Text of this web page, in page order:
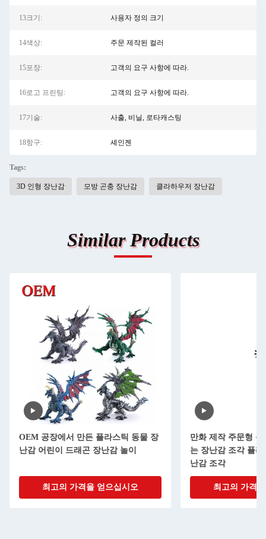
13크기: 사용자 정의 크기
14색상: 주문 제작된 컬러
15포장: 고객의 요구 사항에 따라.
16로고 프린팅: 고객의 요구 사항에 따라.
17기술: 사출, 비닐, 로타캐스팅
18항구: 셰인젠
Tags:
3D 인형 장난감 모방 곤충 장난감 클라하우저 장난감
Similar Products
OEM 공장에서 만든 플라스틱 동물 장
난감 어린이 드래곤 장난감 놀이
최고의 가격을 얻으십시오
만화 제작 주문형
는 장난감 조각 플
난감 조각
최고의 가격